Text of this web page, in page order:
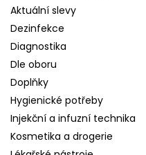
Aktuální slevy
Dezinfekce
Diagnostika
Dle oboru
Doplňky
Hygienické potřeby
Injekční a infuzní technika
Kosmetika a drogerie